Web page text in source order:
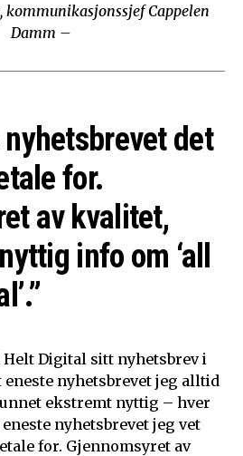
Cappelen
Damm –
nyhetsbrevet det
for.
av kvalitet,
info om ‘all
Helt Digital sitt nyhetsbrev i
eneste nyhetsbrevet jeg alltid
ekstremt nyttig – hver
nyhetsbrevet jeg vet
for. Gjennomsyret av